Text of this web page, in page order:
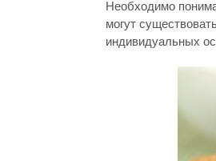
Необходимо
могут
индивидуальных